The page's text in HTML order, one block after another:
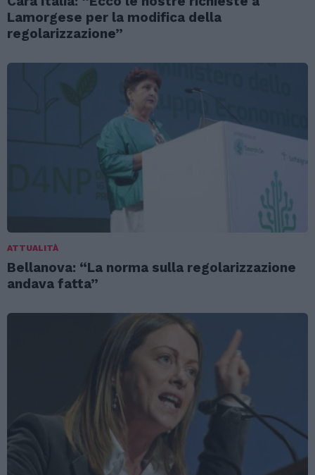
Lamorgese per la modifica della
regolarizzazione”
ATTUALITÀ
Bellanova: “La norma sulla regolarizzazione
andava fatta”